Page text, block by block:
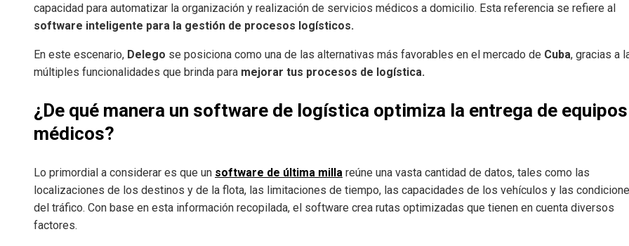
capacidad para automatizar la organización y realización de servicios médicos a domicilio. Esta referencia se refiere al
software inteligente para la gestión de procesos logísticos.
En este escenario, Delego se posiciona como una de las alternativas más favorables en el mercado de Cuba, gracias a
múltiples funcionalidades que brinda para mejorar tus procesos de logística.
¿De qué manera un software de logística optimiza la entrega de equipos
médicos?
Lo primordial a considerar es que un software de última milla reúne una vasta cantidad de datos, tales como las
localizaciones de los destinos y de la flota, las limitaciones de tiempo, las capacidades de los vehículos y las
del tráfico. Con base en esta información recopilada, el software crea rutas optimizadas que tienen en cuenta diversos
factores.